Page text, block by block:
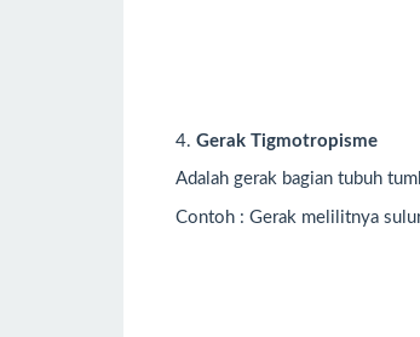
4. Gerak Tigmotropisme
Adalah gerak bagian tubuh
Contoh : Gerak melilitnya